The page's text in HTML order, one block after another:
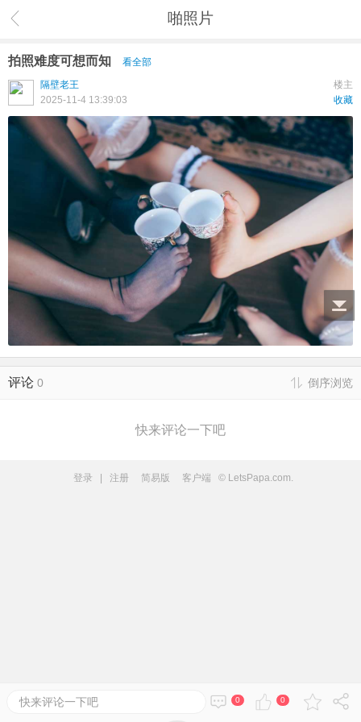
啪照片
拍照难度可想而知
看全部
楼主
隔壁老王
收藏
2025-11-4 13:39:03
评论 0 倒序浏览
快来评论一下吧
0
0
快来评论一下吧
登录 注册 简易版 客户端 © LetsPapa.com.